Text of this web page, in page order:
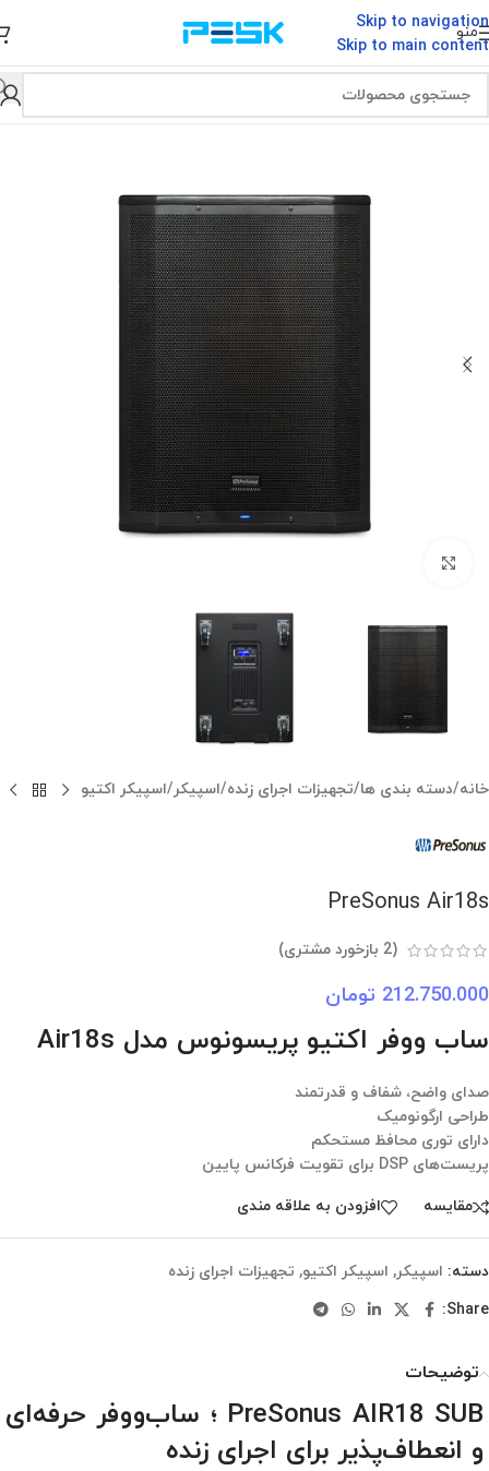
Skip to navigation
Skip to main content
منو
خانه/دسته بندی ها/تجهیزات اجرای زنده/اسپیکر/اسپیکر اکتیو
PreSonus Air18s
(
2 بازخورد مشتری)
212.750.000 تومان
ساب ووفر اکتیو پریسونوس مدل Air18s
صدای واضح، شفاف و قدرتمند
طراحی ارگونومیک
دارای توری محافظ مستحکم
پریست‌های DSP برای تقویت فرکانس پایین
مقایسه افزودن به علاقه مندی
دسته: اسپیکر, اسپیکر اکتیو, تجهیزات اجرای زنده
Share:
توضیحات
PreSonus AIR18 SUB ؛ ساب‌ووفر حرفه‌ای
و انعطاف‌پذیر برای اجرای زنده